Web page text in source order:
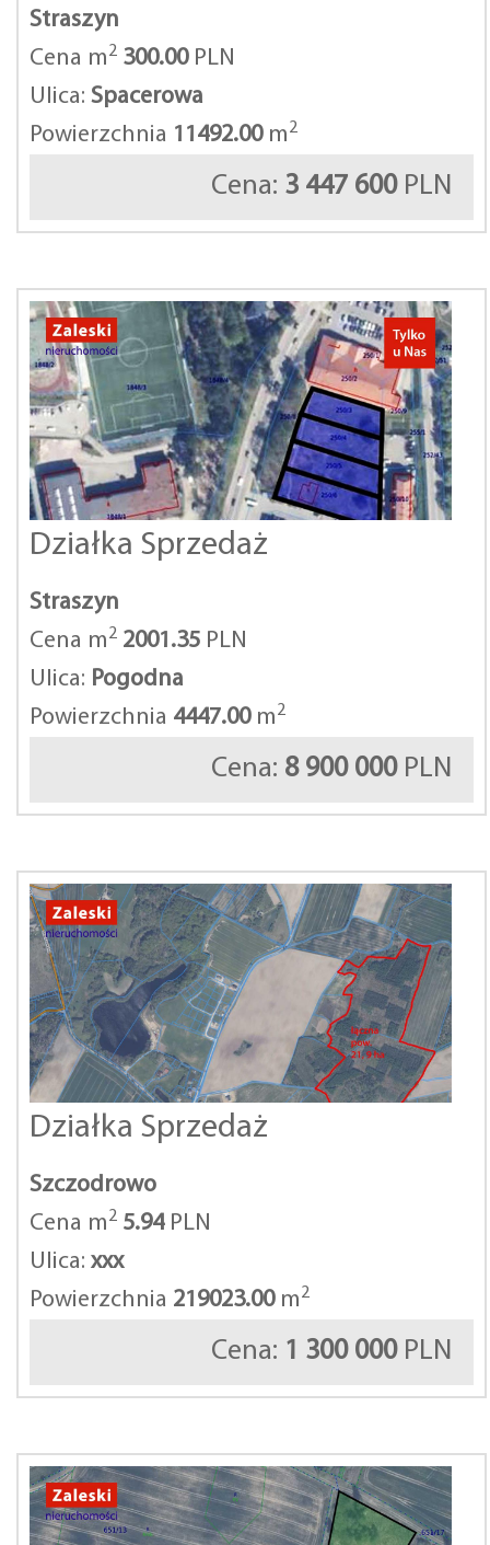
Straszyn
Cena m2 300.00PLN
Ulica:Spacerowa
Powierzchnia 11492.00m2
Cena: 3 447 600PLN
Działka Sprzedaż
Straszyn
Cena m2 2001.35 PLN
Ulica: Pogodna
Powierzchnia 4447.00m2
Cena: 8 900 000PLN
Działka Sprzedaż
Szczodrowo
Cena m2 5.94PLN
Ulica:xxx
Powierzchnia 219023.00m2
Cena: 1 300 000PLN